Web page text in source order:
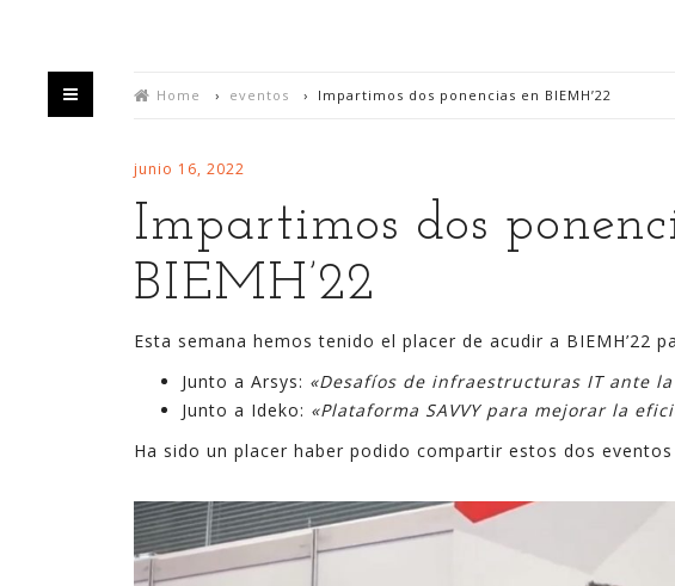
Bienvenido/a a mi blog,
Estás en un espacio en el que intento divulgar
negocio a partir de la explotación de datos,
habitualmente utilizando para ello las últimas
tecnologías. En ocasiones son complejas, y en
Home › eventos › Impartimos dos ponencias en BIEMH’22
junio 16, 2022
Impartimos dos
BIEMH’22
Esta semana hemos tenido el placer de acudir a BIEMH’22
Junto a Arsys: «Desafíos de infraestructuras IT ante
Junto a Ideko: «Plataforma SAVVY para mejorar la
Ha sido un placer haber podido compartir estos dos